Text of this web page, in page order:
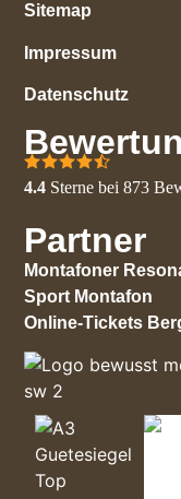
Sitemap
Impressum
Datenschutz
4.4 Sterne bei873
Partner
Montafoner
Sport Montafon
Online-Tickets